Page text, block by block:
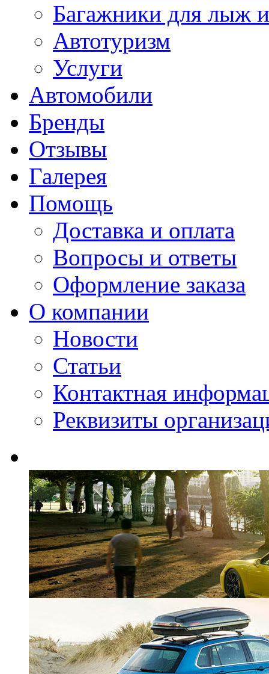
Багажники для лыж
Автотуризм
Услуги
Автомобили
Бренды
Отзывы
Галерея
Помощь
Доставка и оплата
Вопросы и ответы
Оформление заказа
О компании
Новости
Статьи
Контактная
Реквизиты